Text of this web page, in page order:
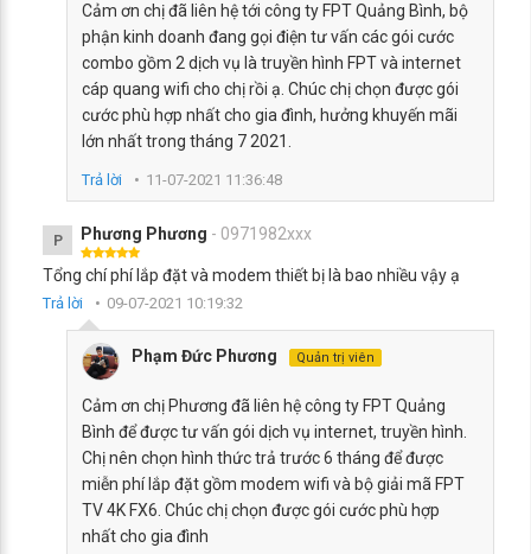
Cảm ơn chị đã liên hệ tới công ty FPT Quảng Bình, bộ
phận kinh doanh đang gọi điện tư vấn các gói cước
combo gồm 2 dịch vụ là truyền hình FPT và internet
cáp quang wifi cho chị rồi ạ. Chúc chị chọn được gói
cước phù hợp nhất cho gia đình, hưởng khuyến mãi
lớn nhất trong tháng 7 2021.
Trả lời 11-07-2021 11:36:48
P Phương Phương - 0971982xxx
Tổng chí phí lắp đặt và modem thiết bị là bao nhiều vậy ạ
Trả lời 09-07-2021 10:19:32
Phạm Đức Phương Quản trị viên
Cảm ơn chị Phương đã liên hệ công ty FPT Quảng
Bình để được tư vấn gói dịch vụ internet, truyền hình.
Chị nên chọn hình thức trả trước 6 tháng để được
miễn phí lắp đặt gồm modem wifi và bộ giải mã FPT
TV 4K FX6. Chúc chị chọn được gói cước phù hợp
nhất cho gia đình